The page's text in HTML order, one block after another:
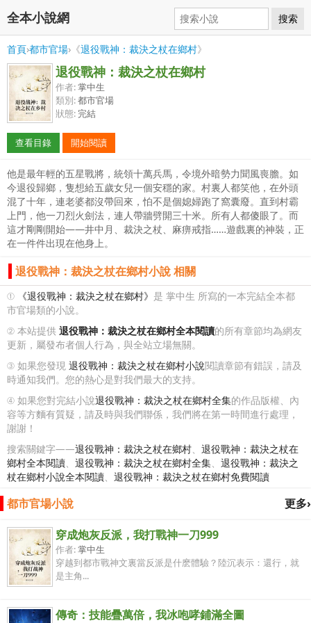
全本小說網 搜索
首頁›都市官場›《退役戰神：裁決之杖在鄉村》
退役戰神：裁決之杖在鄉村
作者:掌中生
類別:都市官場
狀態: 完結
查看目錄 開始閱讀
他是最年輕的五星戰將，統領十萬兵馬，令境外暗勢力聞風喪膽。如
今退役歸鄉，隻想給五歲女兒一個安穩的家。村裏人都笑他，在外頭
混了十年，連老婆都沒帶回來，怕不是個媳婦跑了窩囊廢。直到村霸
上門，他一刀烈火劍法，連人帶牆劈開三十米。所有人都傻眼了。而
這才剛剛開始——井中月、裁決之杖、麻痹戒指……遊戲裏的神裝，正
在一件件出現在他身上。
退役戰神：裁決之杖在鄉村小說 相關
① 《退役戰神：裁決之杖在鄉村》 是 掌中生 所寫的一本完結全本都
市官場類的小說。
② 本站提供 退役戰神：裁決之杖在鄉村全本閱讀的所有章節均為網友
更新，屬發布者個人行為，與全站立場無關。
③ 如果您發現 退役戰神：裁決之杖在鄉村小說閱讀章節有錯誤，請及
時通知我們。您的熱心是對我們最大的支持。
④ 如果您對完結小說退役戰神：裁決之杖在鄉村全集的作品版權、內
容等方麵有質疑，請及時與我們聯係，我們將在第一時間進行處理，
謝謝！
搜索關鍵字——退役戰神：裁決之杖在鄉村、 退役戰神：裁決之杖在
鄉村全本閱讀、 退役戰神：裁決之杖在鄉村全集、 退役戰神：裁決之
杖在鄉村小說全本閱讀、 退役戰神：裁決之杖在鄉村免費閱讀
更多›
都市官場小說
穿成炮灰反派，我打戰神一刀999
作者:掌中生
穿越到都市戰神文裏當反派是什麽體驗？陸沉表示：還行，就
是主角...
傳奇：技能疊萬倍，我冰咆哮鋪滿全圖